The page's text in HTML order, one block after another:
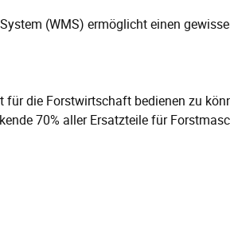
(WMS) ermöglicht einen
die Forstwirtschaft bedienen zu
70% aller Ersatzteile für